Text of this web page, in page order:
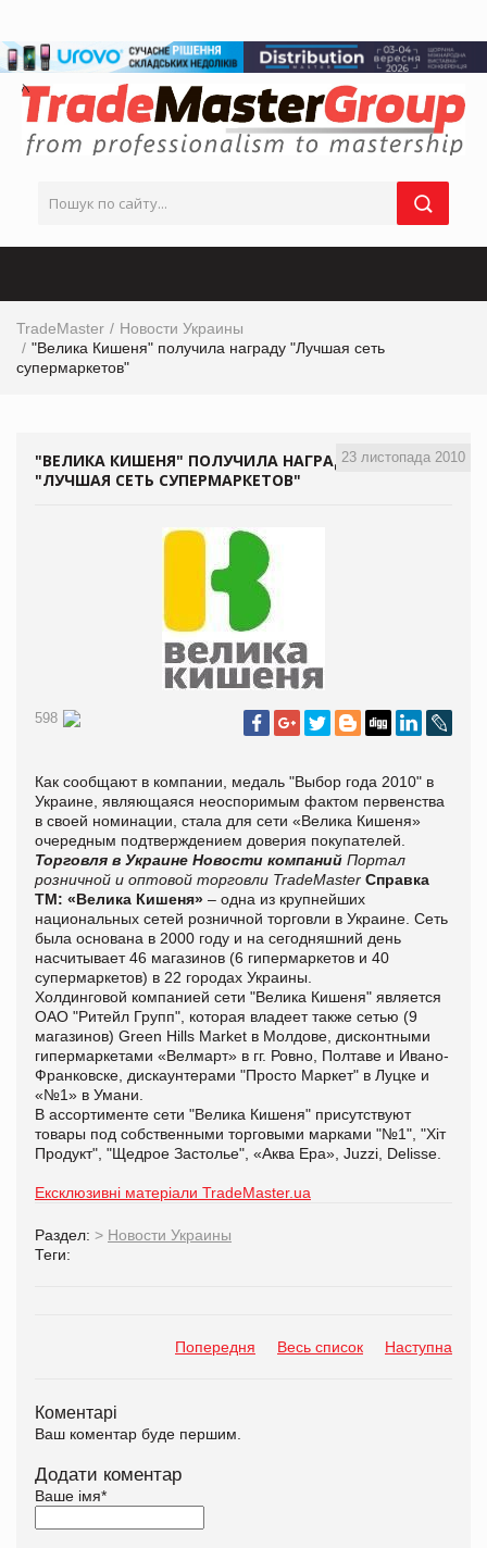
TradeMaster
Новости Украины
"Велика Кишеня" получила награду "Лучшая сеть
супермаркетов"
23 листопада 2010
"ВЕЛИКА КИШЕНЯ" ПОЛУЧИЛА НАГРАДУ
"ЛУЧШАЯ СЕТЬ СУПЕРМАРКЕТОВ"
598
Как сообщают в компании, медаль "Выбор года 2010" в
Украине, являющаяся неоспоримым фактом первенства
в своей номинации, стала для сети «Велика Кишеня»
очередным подтверждением доверия покупателей.
Торговля в Украине Новости компаний Портал
розничной и оптовой торговли TradeMaster Справка
ТМ: «Велика Кишеня» – одна из крупнейших
национальных сетей розничной торговли в Украине. Сеть
была основана в 2000 году и на сегодняшний день
насчитывает 46 магазинов (6 гипермаркетов и 40
супермаркетов) в 22 городах Украины.
Холдинговой компанией сети "Велика Кишеня" является
ОАО "Ритейл Групп", которая владеет также сетью (9
магазинов) Green Hills Market в Молдове, дисконтными
гипермаркетами «Велмарт» в гг. Ровно, Полтаве и Ивано-
Франковске, дискаунтерами "Просто Маркет" в Луцке и
«№1» в Умани.
В ассортименте сети "Велика Кишеня" присутствуют
товары под собственными торговыми марками "№1", "Хіт
Продукт", "Щедрое Застолье", «Аква Ера», Juzzi Delisse
Ексклюзивні матеріали TradeMaster.ua
Раздел: > Новости Украины
Теги:
Попередня Весь список Наступна
Коментарі
Ваш коментар буде першим.
Додати коментар
Ваше імя*